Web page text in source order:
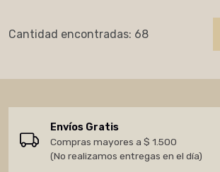
Cantidad encontradas: 68
Envíos Gratis
Compras mayores a $ 1.500
(No realizamos entregas en el día)